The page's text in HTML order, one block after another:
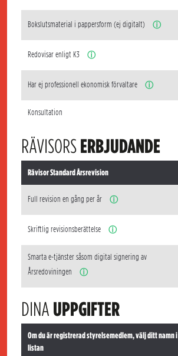
Bokslutsmaterial i pappersform (ej digitalt) ⓘ
Redovisar enligt K3 ⓘ
Har ej professionell ekonomisk förvaltare ⓘ
Konsultation
RÄVISORSERBJUDANDE
Rävisor Standard Årsrevision
Full revision en gång per år ⓘ
Skriftlig revisionsberättelse ⓘ
Smarta e-tjänster såsom digital signering av
Årsredoviningen
ⓘ
DINA UPPGIFTER
Om du är registrerad styrelsemedlem, välj ditt namn i
listan